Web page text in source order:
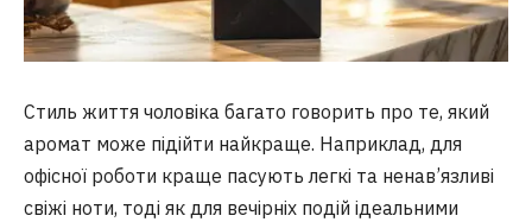
Стиль життя чоловіка багато говорить про те, який
аромат може підійти найкраще. Наприклад, для
офісної роботи краще пасують легкі та ненав’язливі
свіжі ноти, тоді як для вечірніх подій ідеальними